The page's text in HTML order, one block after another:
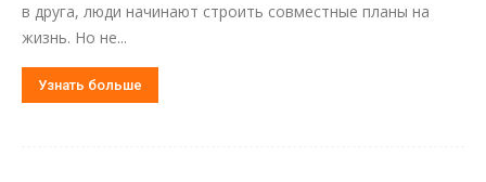
в друга, люди начинают строить совместные планы на
жизнь. Но не...
Узнать больше